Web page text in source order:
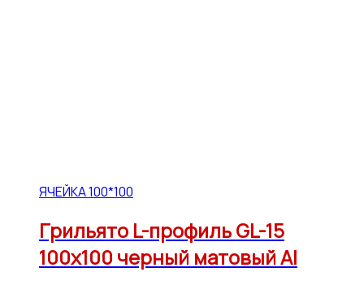
ЯЧЕЙКА 100*100
Грильято L-профиль GL-15
100х100 черный матовый Al